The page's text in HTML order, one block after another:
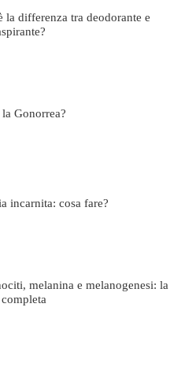
la differenza tra deodorante e
la Gonorrea?
incarnita: cosa fare?
melanina e melanogenesi: la